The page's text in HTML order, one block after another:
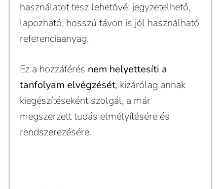
használatot tesz lehetővé: jegyzetelhető,
lapozható, hosszú távon is jól használható
referenciaanyag.
Ez a hozzáférés nem helyettesíti a
tanfolyam elvégzését, kizárólag annak
kiegészítéseként szolgál, a már
megszerzett tudás elmélyítésére és
rendszerezésére.